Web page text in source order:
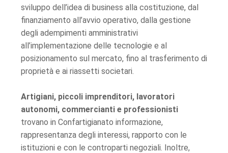
sviluppo dell’idea di business alla costituzione, dal
finanziamento all’avvio operativo, dalla gestione
degli adempimenti amministrativi
all’implementazione delle tecnologie e al
posizionamento sul mercato, fino al trasferimento di
proprietà e ai riassetti societari.
Artigiani, piccoli imprenditori, lavoratori
autonomi, commercianti e professionisti
trovano in Confartigianato informazione,
rappresentanza degli interessi, rapporto con le
istituzioni e con le controparti negoziali. Inoltre,